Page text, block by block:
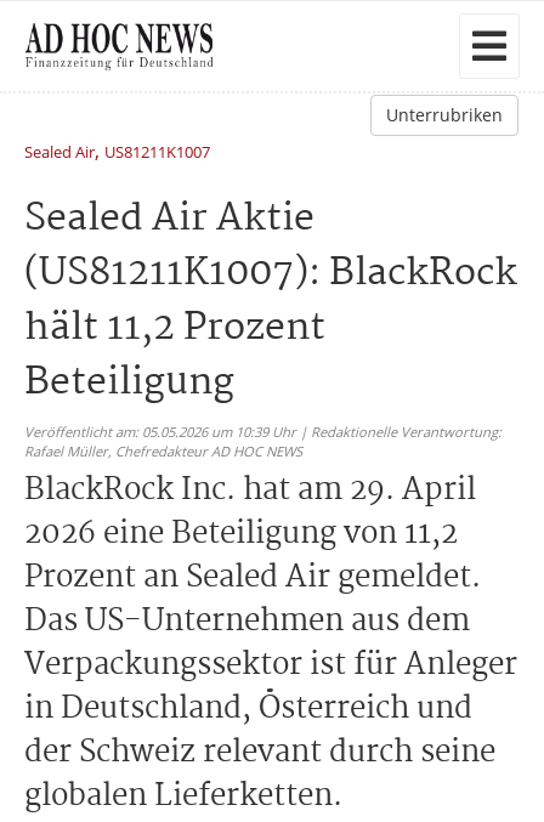
Unterrubriken
Sealed Air, US81211K1007
Sealed Air Aktie
(US81211K1007): BlackRock
hält 11,2 Prozent
Beteiligung
Veröffentlicht am: 05.05.2026 um 10:39 Uhr | Redaktionelle Verantwortung:
Rafael Müller, Chefredakteur AD HOC NEWS
BlackRock Inc. hat am 29. April
2026 eine Beteiligung von 11,2
Prozent an Sealed Air gemeldet.
Das US-Unternehmen aus dem
Verpackungssektor ist für Anleger
in Deutschland, Österreich und
der Schweiz relevant durch seine
globalen Lieferketten.